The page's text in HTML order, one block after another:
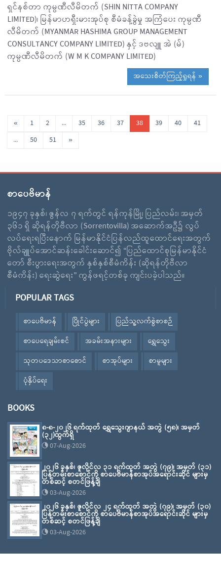
ရှင်နစ်တာ ကုမ္ပဏီလီမိတက် (SHIN NITTA COMPANY
LIMITED)၊ မြန်မာဟရှီးမားအုပ်စု စီမံခန့်ခွဲမှု အကြံပေး ကုမ္ပဏီ
လီမိတက် (MYANMAR HASHIMA GROUP MANAGEMENT
CONSULTANCY COMPANY LIMITED) နှင့် ဒဗလျူ အဲ (မ်)
ကုမ္ပဏီလီမိတက် (W M K COMPANY LIMITED)
အသေးစိတ်ကြည့်ရှုရန် »
« 1 2 ... 35 36 37 38 39 40
41
...
50 51 »
စာပေဗိမာန်
၁၉၄၇ ခုနှစ်၊ ဇွန်လ ၇ ရက်တွင် ရန်ကုန်မြို့၊ ပြည်လမ်း၊ အမှတ်
၃၆၁ ရှိ ဆိုရန်တိုဗီလာ (Sorrentovilla) အဆောက်အဦ၌ လွပ်
လပ်ရေးရပြီးနောက် မြန်မာနိုင်ငံပြန်လည်ထူထောင်ရေးအတွက်
ဗိုလ်ချူပ်အောင်ဆန်းခေါင်းဆောင်၍ “ပြည်ထောင်စုမြန်မာနိုင်ငံ
တော် စီးပွားရေးအတွက် နှစ်နှစ်စီမံကိန်း (ဆိုရန်တိုဗီလာ
စီမံကိန်း) ရေးဆွဲရေး” ကွန်ဖရင့်တစ်ခု ကျင်းပခဲ့ပါသည်။
POPULAR TAGS
စာပေဗိမာန် ပြိုင်ပွဲများ
ပြည်သူ့လက်စွဲစာစဉ်
စာပေရေချမ်းစင်
အခမ်းအနားများ
ရွှေသွေး
သုတပဒေသာစာစောင်
စာအုပ်များ
စာမူများ
ပုံနှိပ်ရေး
BOOKS
၈-၈-၂၀၂၆ ရက်ထုတ် ရွှေသွေးဂျာနယ် အတွဲ (၅၈)၊ အမှတ်
(၃၂)ထွက်ရှိ
07-Aug-2026
၂၀၂၆ ခုနှစ်၊ ဇူလိုင်လ ၃၁ ရက်ထုတ် အတွဲ (၇၉)၊ အမှတ် (၃၁)
ပြန်တမ်းစာစောင်ကို စာပေဗိမာန်စာအုပ်အရောင်းဆိုင် များမှ
တစ်ဆင့် စတင်ဖြန့်ချိ
03-Aug-2026
၂၀၂၆ ခုနှစ်၊ ဇူလိုင်လ ၂၄ ရက်ထုတ် အတွဲ (၇၉)၊ အမှတ် (၃၀)
ပြန်တမ်းစာစောင်ကို စာပေဗိမာန်စာအုပ်အရောင်းဆိုင် များမှ
တစ်ဆင့် စတင်ဖြန့်ချိ
03-Aug-2026